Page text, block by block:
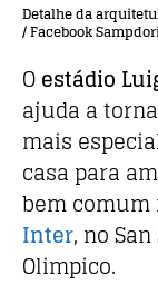
Detalhe da
/ Facebook
Oestádio
ajuda a
mais
casa para
bem comum
Inter, no
Olimpico.